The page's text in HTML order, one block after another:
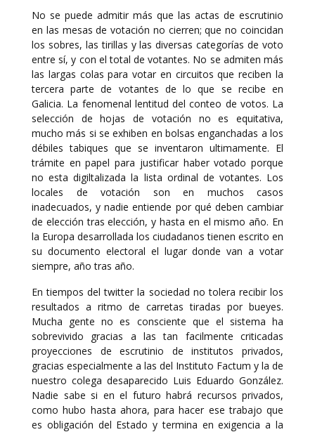
No se puede admitir más que las actas de escrutinio
en las mesas de votación no cierren; que no coincidan
los sobres, las tirillas y las diversas categorías de voto
entre sí, y con el total de votantes. No se admiten más
las largas colas para votar en circuitos que reciben la
tercera parte de votantes de lo que se recibe en
Galicia. La fenomenal lentitud del conteo de votos. La
selección de hojas de votación no es equitativa,
mucho más si se exhiben en bolsas enganchadas a los
débiles tabiques que se inventaron ultimamente. El
trámite en papel para justificar haber votado porque
no esta digiltalizada la lista ordinal de votantes. Los
locales de votación son en muchos casos
inadecuados, y nadie entiende por qué deben cambiar
de elección tras elección, y hasta en el mismo año. En
la Europa desarrollada los ciudadanos tienen escrito en
su documento electoral el lugar donde van a votar
siempre, año tras año.
En tiempos del twitter la sociedad no tolera recibir los
resultados a ritmo de carretas tiradas por bueyes.
Mucha gente no es consciente que el sistema ha
sobrevivido gracias a las tan facilmente criticadas
proyecciones de escrutinio de institutos privados,
gracias especialmente a las del Instituto Factum y la de
nuestro colega desaparecido Luis Eduardo González.
Nadie sabe si en el futuro habrá recursos privados,
como hubo hasta ahora, para hacer ese trabajo que
es obligación del Estado y termina en exigencia a la